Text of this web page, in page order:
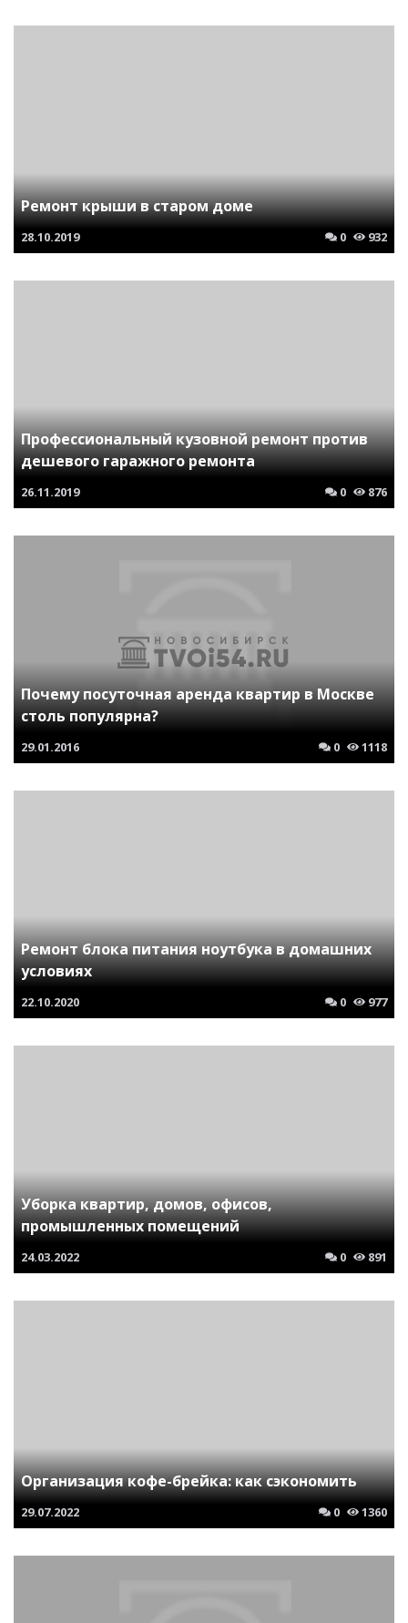
Ремонт крыши в старом доме
28.10.2019 0 932
Профессиональный кузовной ремонт против
дешевого гаражного ремонта
26.11.2019 0 876
Почему посуточная аренда квартир в Москве
столь популярна?
29.01.2016 0 1118
Ремонт блока питания ноутбука в домашних
условиях
22.10.2020 0 977
Уборка квартир, домов, офисов,
промышленных помещений
24.03.2022 0 891
Организация кофе-брейка: как сэкономить
29.07.2022 0 1360